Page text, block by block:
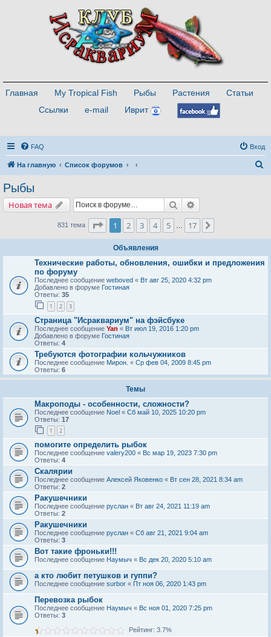
Главная My Tropical Fish Рыбы Растения
Статьи
Ссылки
e-mail Иврит
FAQ Вход
На главную Список форумов
Рыбы
Новая тема Поиск
831 тема Страница1 из
1 2 3 4 5 17
Объявления
Технические работы, обновления, ошибки и предложения
по форуму
Последнее сообщение weboved « Вт авг 25, 2020 4:32 pm
Добавлено в форуме Гостиная
Ответы: 35
1 2 3
Страница "Исраквариум" на фэйсбуке
Последнее сообщение Yan « Вт июл 19, 2016 1:20 pm
Добавлено в форуме Гостиная
Ответы: 4
Требуются фотографии кольчужников
Последнее сообщение Мирон. « Ср фев 04, 2009 8:45 pm
Ответы: 6
Темы
Макроподы - особенности, сложности?
Последнее сообщение Noel « Сб май 10, 2025 10:20 pm
Ответы: 17
1 2
помогите определить рыбок
Последнее сообщение valery200 « Вс мар 19, 2023 7:30 pm
Ответы: 4
Скалярии
Последнее сообщение Алексей Яковенко « Вт сен 28, 2021 8:34 am
Ответы: 2
Ракушечники
Последнее сообщение руслан « Вт авг 24, 2021 11:19 am
Ответы: 2
Ракушечники
Последнее сообщение руслан « Сб авг 21, 2021 9:04 am
Ответы: 3
Вот такие фроньки!!!
Последнее сообщение Наумыч « Вс дек 20, 2020 5:10 am
а кто любит петушков и гуппи?
Последнее сообщение surbor « Пт ноя 06, 2020 1:43 pm
Перевозка рыбок
Последнее сообщение Наумыч « Вс ноя 01, 2020 7:25 pm
Ответы: 3
Рейтинг: 3.7%